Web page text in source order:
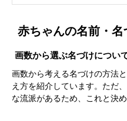
赤ちゃんの名前・
画数から選ぶ名づけについ
画数から考える名づけの方法
え方を紹介しています。ただ
な流派があるため、これと決